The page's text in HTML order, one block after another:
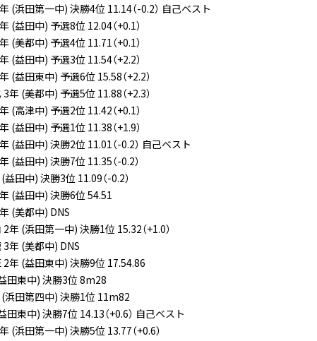
浜田第一中) 決勝4位 11.14（-0.2） 自己ベスト
益田中) 予選8位 12.04（+0.1）
美都中) 予選4位 11.71（+0.1）
益田中) 予選3位 11.54（+2.2）
益田東中) 予選6位 15.58（+2.2）
(美都中) 予選5位 11.88（+2.3）
高津中) 予選2位 11.42（+0.1）
益田中) 予選1位 11.38（+1.9）
益田中) 決勝2位 11.01（-0.2） 自己ベスト
益田中) 決勝7位 11.35（-0.2）
田中) 決勝3位 11.09（-0.2）
(益田中) 決勝6位 54.51
(美都中) DNS
(浜田第一中) 決勝1位 15.32（+1.0）
年 (美都中) DNS
(益田東中) 決勝9位 17.54.86
田東中) 決勝3位 8m28
田第四中) 決勝1位 11m82
東中) 決勝7位 14.13（+0.6） 自己ベスト
浜田第一中) 決勝5位 13.77（+0.6）